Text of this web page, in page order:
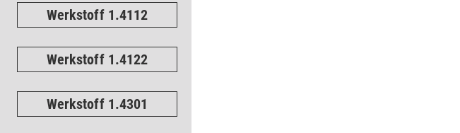
Werkstoff 1.4112
Werkstoff 1.4122
Werkstoff 1.4301